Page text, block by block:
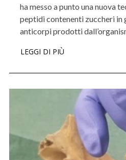
ha messo a punto una nuova
peptidi contenenti zuccheri in
anticorpi prodotti
LEGGI DI PIÙ